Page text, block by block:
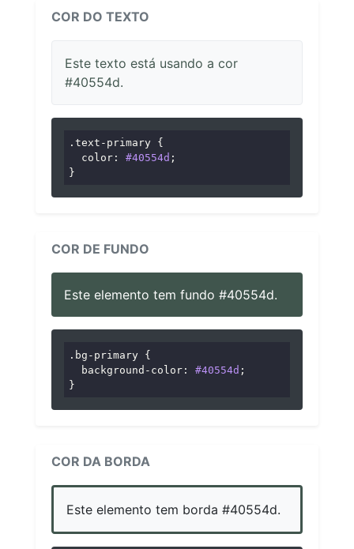
COR DO TEXTO
Este texto está usando a cor
#40554d.
.text-primary {
color : #40554d ;
}
COR DE FUNDO
Este elemento tem fundo #40554d.
.bg-primary {
background-color : #40554d ;
}
COR DA BORDA
Este elemento tem borda #40554d.